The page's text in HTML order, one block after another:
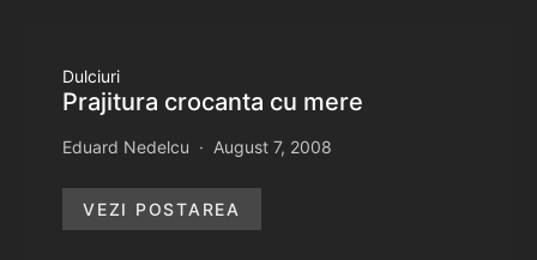
Dulciuri
Prajitura crocanta cu mere
Eduard Nedelcu August 7, 2008
VEZI POSTAREA